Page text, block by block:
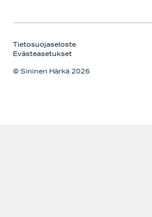
Tietosuojaseloste
Evästeasetukset
© Sininen Härkä 2026